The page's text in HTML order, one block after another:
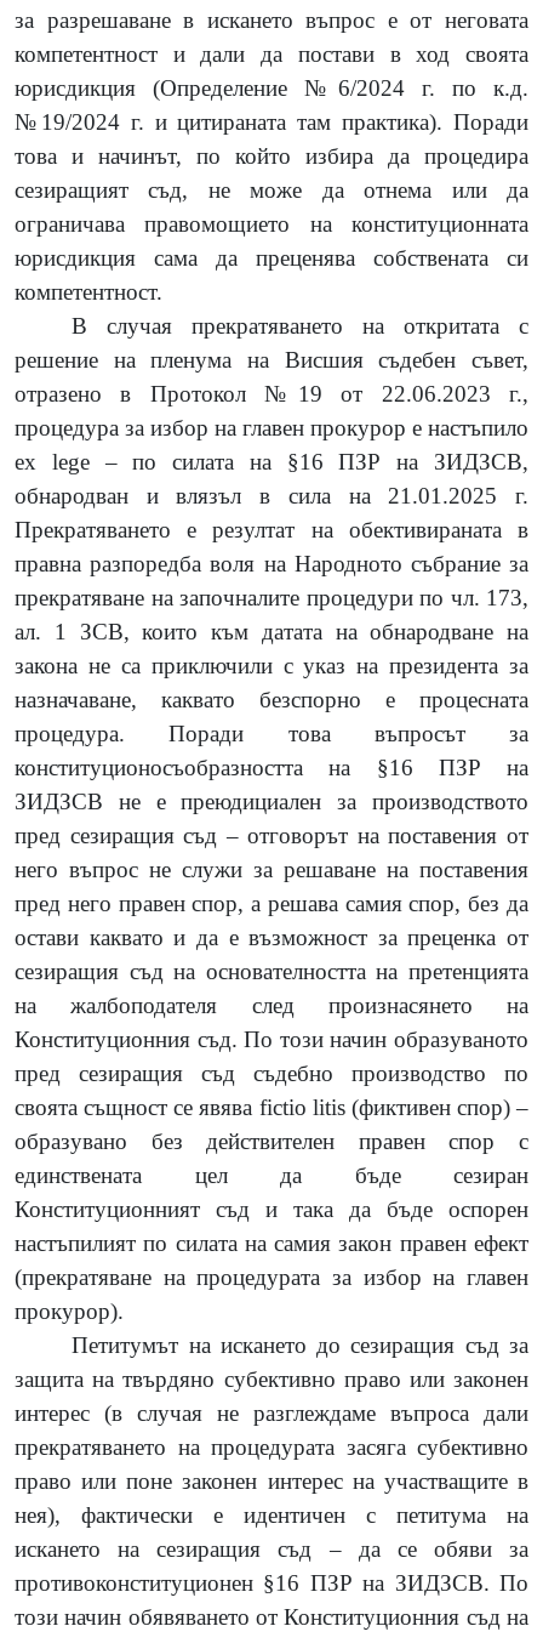
за разрешаване в искането въпрос е от неговата
компетентност и дали да постави в ход своята
юрисдикция (Определение №6/2024 г. по к.д.
№19/2024 г. и цитираната там практика). Поради
това и начинът, по който избира да процедира
сезиращият съд, не може да отнема или да
ограничава правомощието на конституционната
юрисдикция сама да преценява собствената си
компетентност.
В случая прекратяването на откритата с
решение на пленума на Висшия съдебен съвет,
отразено в Протокол №19 от 22.06.2023 г.,
процедура за избор на главен прокурор е настъпило
ex
lege–по силата на §16 ПЗР на ЗИДЗСВ,
обнародван и влязъл в сила на 21.01.2025 г.
Прекратяването е резултат на обективираната в
правна разпоредба воля на Народното събрание за
прекратяване на започналите процедури по чл. 173,
ал. 1 ЗСВ, които към датата на обнародване на
закона не са приключили с указ на президента за
назначаване, каквато безспорно е процесната
процедура. Поради това въпросът за
конституционосъобразността на §16 ПЗР на
ЗИДЗСВ не е преюдициален за производството
пред сезиращия съд – отговорът на поставения от
него въпрос не служи за решаване на поставения
пред него правен спор, а решава самия спор, без да
остави каквато и да е възможност за преценка от
сезиращия съд на основателността на претенцията
на жалбоподателя след произнасянето на
Конституционния съд. По този начин образуваното
пред сезиращия съд съдебно производство по
своята същност се явява fictio litis(фиктивен спор)–
образувано
без действителен правен спор с
единствената цел да бъде сезиран
Конституционният съд и така да бъде оспорен
настъпилият по силата на самия закон правен ефект
(прекратяване на процедурата за избор на главен
прокурор).
Петитумът на искането до сезиращия съд за
защита на твърдяно субективно право или законен
интерес (в случая не разглеждаме въпроса дали
прекратяването на процедурата засяга субективно
право или поне законен интерес на участващите в
нея), фактически е идентичен с петитума на
искането на сезиращия съд – да се обяви за
противоконституционен §16 ПЗР на ЗИДЗСВ. По
този начин обявяването от Конституционния съд на